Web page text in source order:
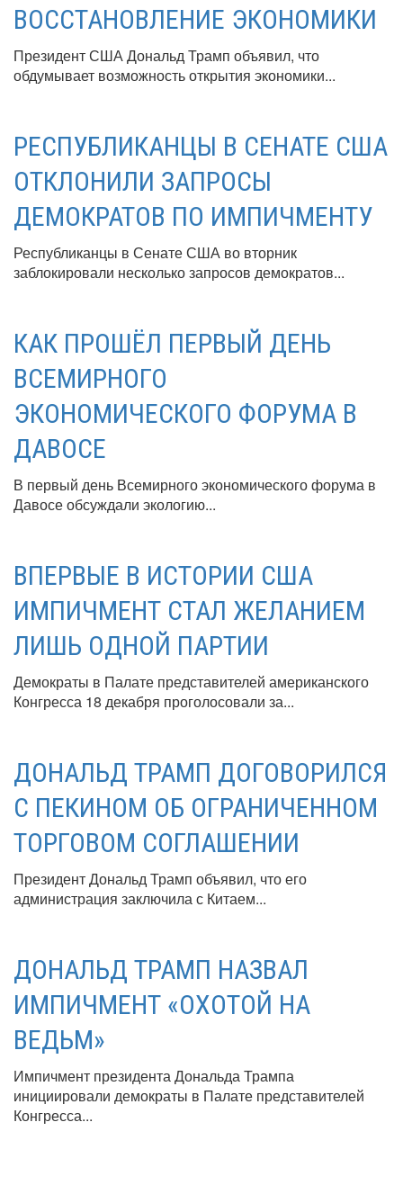
ВОССТАНОВЛЕНИЕ ЭКОНОМИКИ
Президент США Дональд Трамп объявил, что
обдумывает возможность открытия экономики...
РЕСПУБЛИКАНЦЫ В СЕНАТЕ США
ОТКЛОНИЛИ ЗАПРОСЫ
ДЕМОКРАТОВ ПО ИМПИЧМЕНТУ
Республиканцы в Сенате США во вторник
заблокировали несколько запросов демократов...
КАК ПРОШЁЛ ПЕРВЫЙ ДЕНЬ
ВСЕМИРНОГО
ЭКОНОМИЧЕСКОГО ФОРУМА В
ДАВОСЕ
В первый день Всемирного экономического форума в
Давосе обсуждали экологию...
ВПЕРВЫЕ В ИСТОРИИ США
ИМПИЧМЕНТ СТАЛ ЖЕЛАНИЕМ
ЛИШЬ ОДНОЙ ПАРТИИ
Демократы в Палате представителей американского
Конгресса 18 декабря проголосовали за...
ДОНАЛЬД ТРАМП ДОГОВОРИЛСЯ
С ПЕКИНОМ ОБ ОГРАНИЧЕННОМ
ТОРГОВОМ СОГЛАШЕНИИ
Президент Дональд Трамп объявил, что его
администрация заключила с Китаем...
ДОНАЛЬД ТРАМП НАЗВАЛ
ИМПИЧМЕНТ «ОХОТОЙ НА
ВЕДЬМ»
Импичмент президента Дональда Трампа
инициировали демократы в Палате представителей
Конгресса...